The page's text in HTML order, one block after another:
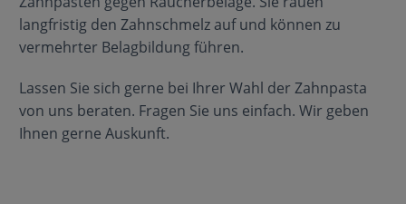
langfristig den Zahnschmelz auf und können zu
vermehrter Belagbildung führen.
Lassen Sie sich gerne bei Ihrer Wahl der Zahnpasta
von uns beraten. Fragen Sie uns einfach. Wir geben
Ihnen gerne Auskunft.